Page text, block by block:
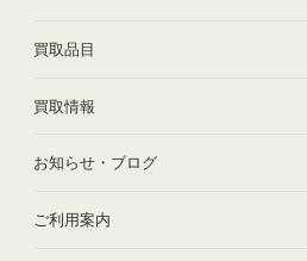
買取品目
買取情報
お知らせ・ブログ
ご利用案内